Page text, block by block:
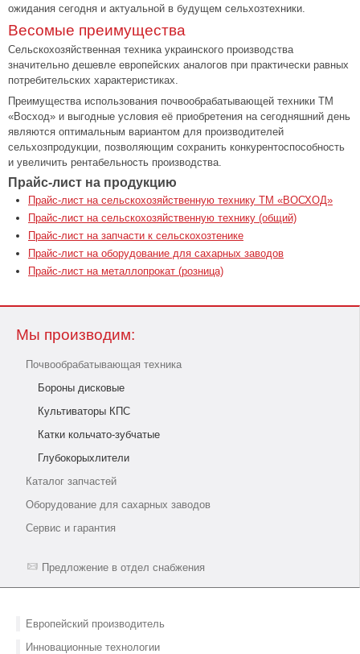
Мы производим:
Почвообрабатывающая техника
Бороны дисковые
Культиваторы КПС
Катки кольчато-зубчатые
Глубокорыхлители
Каталог запчастей
Оборудование для сахарных заводов
Сервис и гарантия
Предложение в отдел снабжения
Европейский производитель
Инновационные технологии
ожидания сегодня и актуальной в будущем сельхозтехники.
Весомые преимущества
Сельскохозяйственная техника украинского производства
значительно дешевле европейских аналогов при практически равных
потребительских характеристиках.
Преимущества использования почвообрабатывающей техники ТМ
«Восход» и выгодные условия её приобретения на сегодняшний день
являются оптимальным вариантом для производителей
сельхозпродукции, позволяющим сохранить конкурентоспособность
и увеличить рентабельность производства.
Прайс-лист на продукцию
Прайс-лист на сельскохозяйственную технику ТМ «ВОСХОД»
Прайс-лист на сельскохозяйственную технику (общий)
Прайс-лист на запчасти к сельскохозтенике
Прайс-лист на оборудование для сахарных заводов
Прайс-лист на металлопрокат (розница)